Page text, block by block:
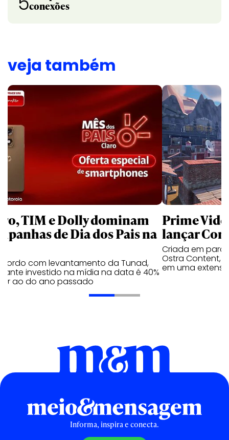
conexões
veja também
TIM e Dolly dominam
de Dia dos Pais na
com levantamento da Tunad,
investido na mídia na data é 40%
ao do ano passado
Prime
lançar
Criada em
Ostra Content,
em uma
Informa, inspira e conecta.